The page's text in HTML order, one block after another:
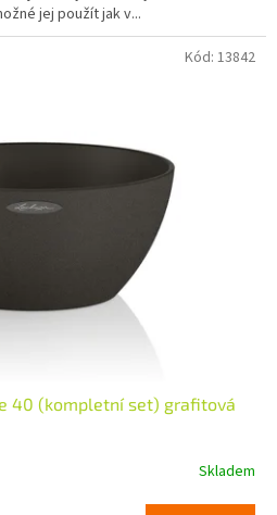
jej použít jak v...
40 (kompletní set) grafitová
Skladem
Kód: 13842